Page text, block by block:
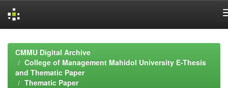
navigationCMMU Digital Archive
College of Management Mahidol University E-Thesis
and Thematic Paper
Thematic Paper